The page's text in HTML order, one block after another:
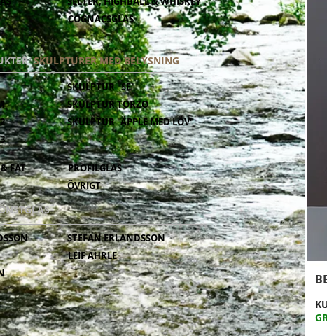
LEIF AHRLE
STEFAN ERLANDSSON
ÖVRIGT
PROFILGLAS
FAT
SKULPTUR "SE"
SKULPTUR TORZO
SKULPTUR "ÄPPLE MED LÖV"
SKULPTURER MED BELYSNING
COGNACSGLAS